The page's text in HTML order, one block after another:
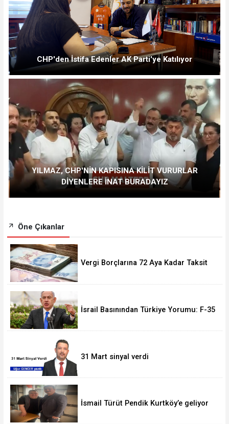
CHP'den İstifa Edenler AK Parti'ye Katılıyor
YILMAZ, CHP'NİN KAPISINA KİLİT VURURLAR
DİYENLERE İNAT BURADAYIZ
Öne Çıkanlar
Vergi Borçlarına 72 Aya Kadar Taksit
İsrail Basınından Türkiye Yorumu: F-35
31 Mart sinyal verdi
İsmail Türüt Pendik Kurtköy’e geliyor